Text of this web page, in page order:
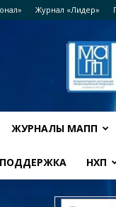
Журнал «Лидер»
ЖУРНАЛЫ МАПП
НХП